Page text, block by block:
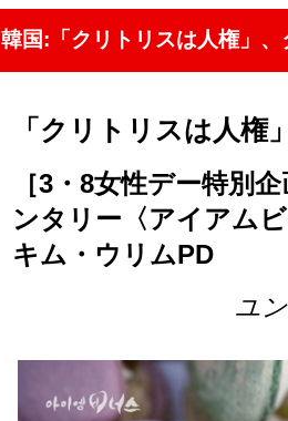
韓国:「クリトリスは人権」
「クリトリスは人権
［3・8女性デー特別
ンタリー〈アイアム
キム・ウリムPD
ユ